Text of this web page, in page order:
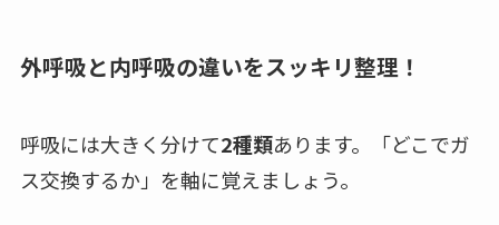
外呼吸と内呼吸の違いをスッキリ整理！
呼吸には大きく分けて2種類あります。「どこでガ
ス交換するか」を軸に覚えましょう。